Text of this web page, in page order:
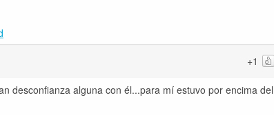
+1
desconfianza alguna con él...para mí estuvo por encima del